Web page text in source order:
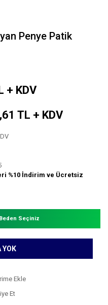
Penye Patik
+ KDV
TL + KDV
%10 İndirim ve Ücretsiz
Seçiniz
YOK
Et